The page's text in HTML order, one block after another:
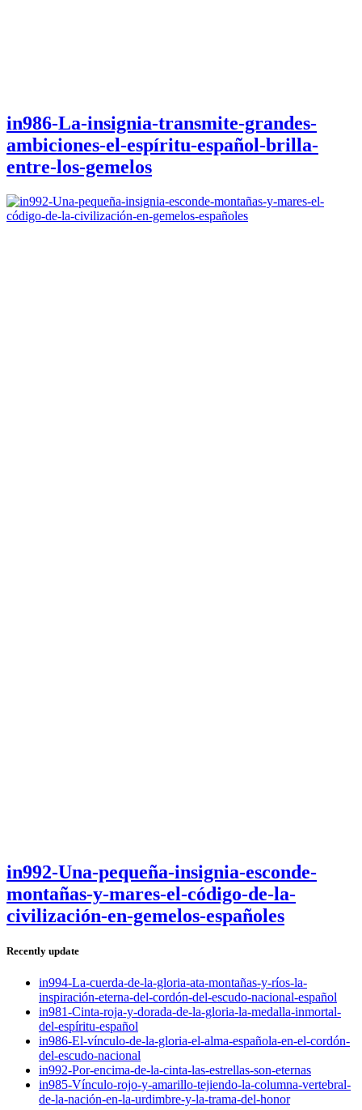
in986-La-insignia-transmite-grandes-
ambiciones-el-espíritu-español-brilla-
entre-los-gemelos
in992-Una-pequeña-insignia-esconde-
montañas-y-mares-el-código-de-la-
civilización-en-gemelos-españoles
Recently update
in994-La-cuerda-de-la-gloria-ata-montañas-y-ríos-la-
inspiración-eterna-del-cordón-del-escudo-nacional-español
in981-Cinta-roja-y-dorada-de-la-gloria-la-medalla-inmortal-
del-espíritu-español
in986-El-vínculo-de-la-gloria-el-alma-española-en-el-cordón-
del-escudo-nacional
in992-Por-encima-de-la-cinta-las-estrellas-son-eternas
in985-Vínculo-rojo-y-amarillo-tejiendo-la-columna-vertebral-
de-la-nación-en-la-urdimbre-y-la-trama-del-honor